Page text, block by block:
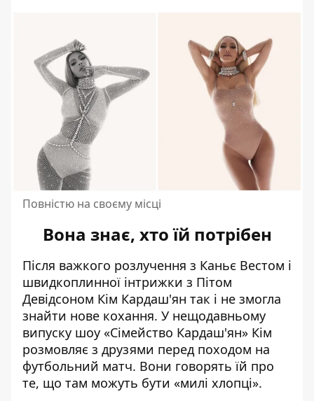
Повністю на своєму місці
Вона знає, хто їй потрібен
Після важкого розлучення з Каньє Вестом і
швидкоплинної інтрижки з Пітом
Девідсоном Кім Кардаш'ян так і не змогла
знайти нове кохання. У нещодавньому
випуску шоу «Сімейство Кардаш'ян» Кім
розмовляє з друзями перед походом на
футбольний матч. Вони говорять їй про
те, що там можуть бути «милі хлопці».